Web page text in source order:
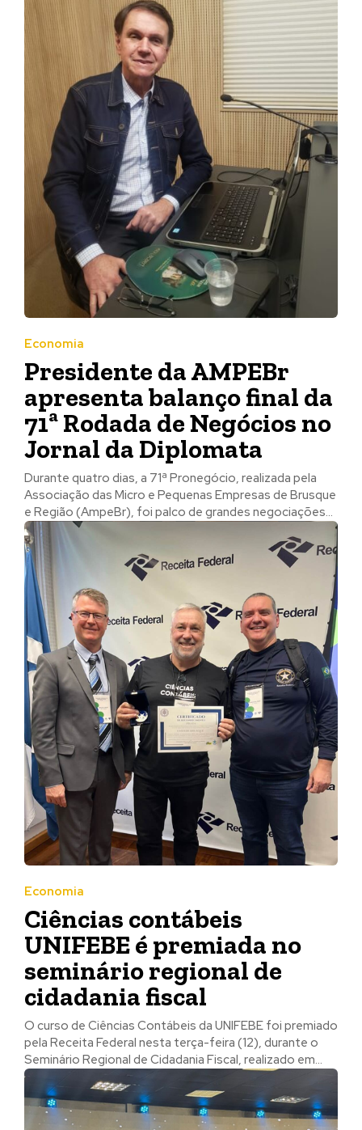
Economia
Presidente da AMPEBr
apresenta balanço final da
71ª Rodada de Negócios no
Jornal da Diplomata
Durante quatro dias, a 71ª Pronegócio, realizada pela
Associação das Micro e Pequenas Empresas de Brusque
e Região (AmpeBr), foi palco de grandes negociações...
Economia
Ciências contábeis
UNIFEBE é premiada no
seminário regional de
cidadania fiscal
O curso de Ciências Contábeis da UNIFEBE foi premiado
pela Receita Federal nesta terça-feira (12), durante o
Seminário Regional de Cidadania Fiscal, realizado em...